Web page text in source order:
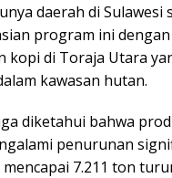
daerah di Sulawesi
program ini
kopi di Toraja Utara
kawasan hutan.
diketahui bahwa
penurunan
7.211 ton